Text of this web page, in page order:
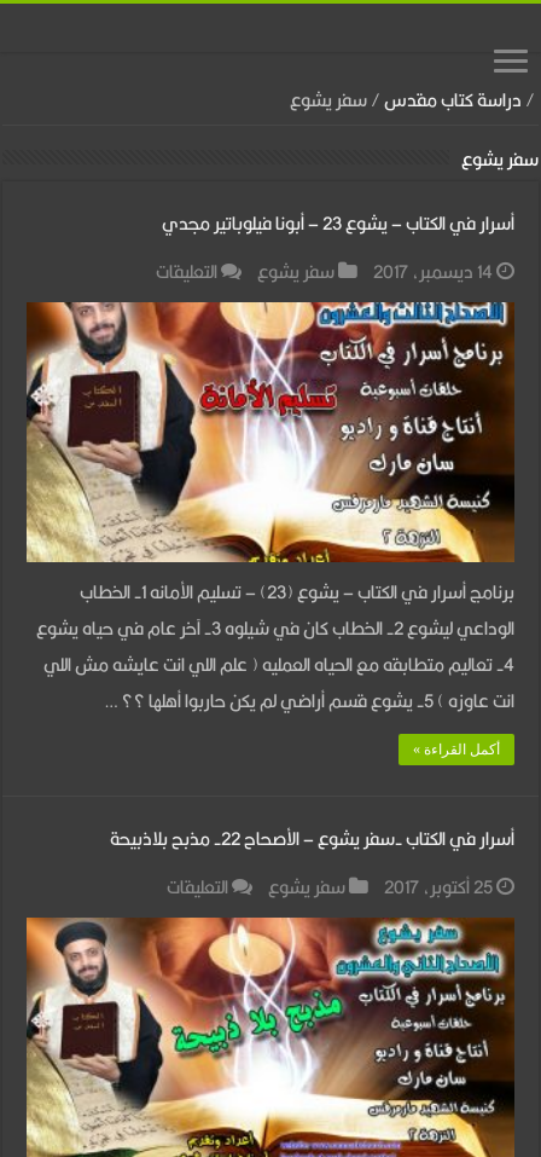
/دراسة كتاب مقدس/سفر يشوع
سفر يشوع
أسرار في الكتاب – يشوع 23 – أبونا فيلوباتير مجدي
14 ديسمبر، 2017
سفر يشوع التعليقات
أسرار
في
الكتاب
–
يشوع
23
–
أبونا
فيلوباتير
مجدي
مغلقة
برنامج أسرار في الكتاب – يشوع (23) – تسليم الأمانه 1- الخطاب
الوداعي ليشوع 2- الخطاب كان في شيلوه 3- آخر عام في حياه يشوع
4- تعاليم متطابقه مع الحياه العمليه ( علم اللي انت عايشه مش اللي
انت عاوزه ) 5- يشوع قسم أراضي لم يكن حاربوا أهلها ؟؟ …
أكمل القراءة »
أسرار في الكتاب -سفر يشوع – الأصحاح 22- مذبح بلاذبيحة
25 أكتوبر، 2017
سفر يشوع التعليقات
أسرار
في
الكتاب
-سفر
يشوع
–
الأصحاح